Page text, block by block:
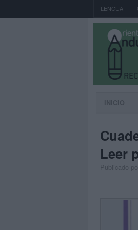
LENGUA
INICIO
Leer
Publicado